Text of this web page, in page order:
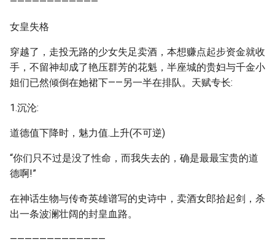
女皇失格
穿越了，走投无路的少女失足卖酒，本想赚点起步资金就收
手，不留神却成了艳压群芳的花魁，半座城的贵妇与千金小
姐们已然倾倒在她裙下——另一半在排队。天赋专长:
1.沉沦:
道德值下降时，魅力值.上升(不可逆)
“你们只不过是没了性命，而我失去的，确是最最宝贵的道
德啊!”
在神话生物与传奇英雄谱写的史诗中，卖酒女郎拾起剑，杀
出一条波澜壮阔的封皇血路。
—————————————